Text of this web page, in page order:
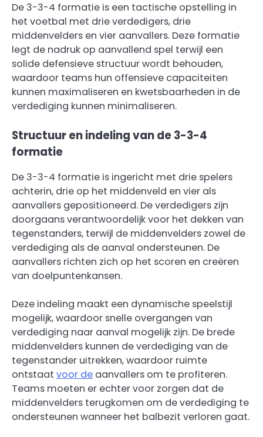
De 3-3-4 formatie is een tactische opstelling in
het voetbal met drie verdedigers, drie
middenvelders en vier aanvallers. Deze formatie
legt de nadruk op aanvallend spel terwijl een
solide defensieve structuur wordt behouden,
waardoor teams hun offensieve capaciteiten
kunnen maximaliseren en kwetsbaarheden in de
verdediging kunnen minimaliseren.
Structuur en indeling van de 3-3-4
formatie
De 3-3-4 formatie is ingericht met drie spelers
achterin, drie op het middenveld en vier als
aanvallers gepositioneerd. De verdedigers zijn
doorgaans verantwoordelijk voor het dekken van
tegenstanders, terwijl de middenvelders zowel de
verdediging als de aanval ondersteunen. De
aanvallers richten zich op het scoren en creëren
van doelpuntenkansen.
Deze indeling maakt een dynamische speelstijl
mogelijk, waardoor snelle overgangen van
verdediging naar aanval mogelijk zijn. De brede
middenvelders kunnen de verdediging van de
tegenstander uitrekken, waardoor ruimte
ontstaat voor de aanvallers om te profiteren.
Teams moeten er echter voor zorgen dat de
middenvelders terugkomen om de verdediging te
ondersteunen wanneer het balbezit verloren gaat.